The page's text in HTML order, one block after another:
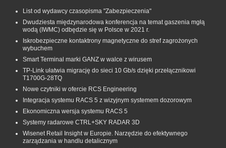
List od wydawcy czasopisma "Zabezpieczenia"
Dwudziesta międzynarodowa konferencja na temat gaszenia mgłą
wodą (IWMC) odbędzie się w Polsce w 2021 r.
Iskrobezpieczne kontaktrony magnetyczne do stref zagrożonych
wybuchem
Smart Terminal marki GANZ w walce z wirusem
TP-Link ułatwia migrację do sieci 10 Gb/s dzięki przełącznikowi
T1700G‑28TQ
Nowe czytniki w ofercie RCS Engineering
Integracja systemu RACS 5 z wizyjnym systemem dozorowym
Ekonomiczna wersja systemu RACS 5
Systemy radarowe CTRL+SKY RADAR 3D
Wisenet Retail Insight w Europie. Narzędzie do efektywnego
zarządzania w handlu detalicznym